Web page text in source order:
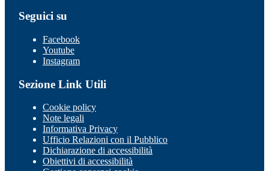
Seguici su
Facebook
Youtube
Instagram
Sezione Link Utili
Cookie policy
Note legali
Informativa Privacy
Ufficio Relazioni con il Pubblico
Dichiarazione di accessibilità
Obiettivi di accessibilità